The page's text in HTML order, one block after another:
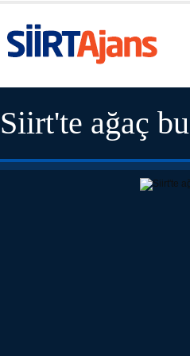
Siirt'te ağaç